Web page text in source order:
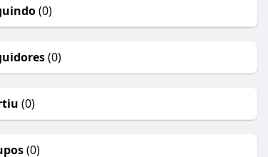
(0)
(0)
(0)
(0)